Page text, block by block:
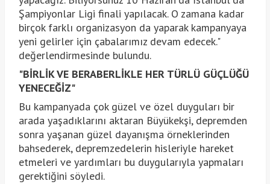
Şampiyonlar Ligi finali yapılacak. O zamana kadar
birçok farklı organizasyon da yaparak kampanyaya
yeni gelirler için çabalarımız devam edecek."
değerlendirmesinde bulundu.
"BİRLİK VE BERABERLİKLE HER TÜRLÜ GÜÇLÜĞÜ
YENECEĞİZ"
Bu kampanyada çok güzel ve özel duyguları bir
arada yaşadıklarını aktaran Büyükekşi, depremden
sonra yaşanan güzel dayanışma örneklerinden
bahsederek, depremzedelerin hisleriyle hareket
etmeleri ve yardımları bu duygularıyla yapmaları
gerektiğini söyledi.